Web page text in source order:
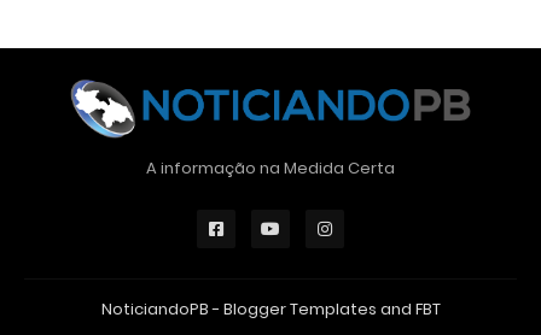
A informação na Medida Certa
NoticiandoPB - Blogger Templates and FBT